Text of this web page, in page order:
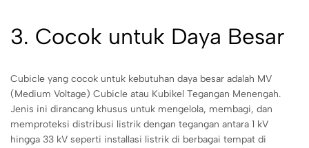
3. Cocok untuk Daya Besar
Cubicle yang cocok untuk kebutuhan daya besar adalah MV
(Medium Voltage) Cubicle atau Kubikel Tegangan Menengah.
Jenis ini dirancang khusus untuk mengelola, membagi, dan
memproteksi distribusi listrik dengan tegangan antara 1 kV
hingga 33 kV seperti installasi listrik di berbagai tempat di